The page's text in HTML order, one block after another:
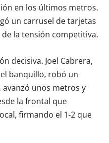
en los últimos metros.
un carrusel de tarjetas
la tensión competitiva.
decisiva. Joel Cabrera,
banquillo, robó un
avanzó unos metros y
la frontal que
firmando el 1-2 que